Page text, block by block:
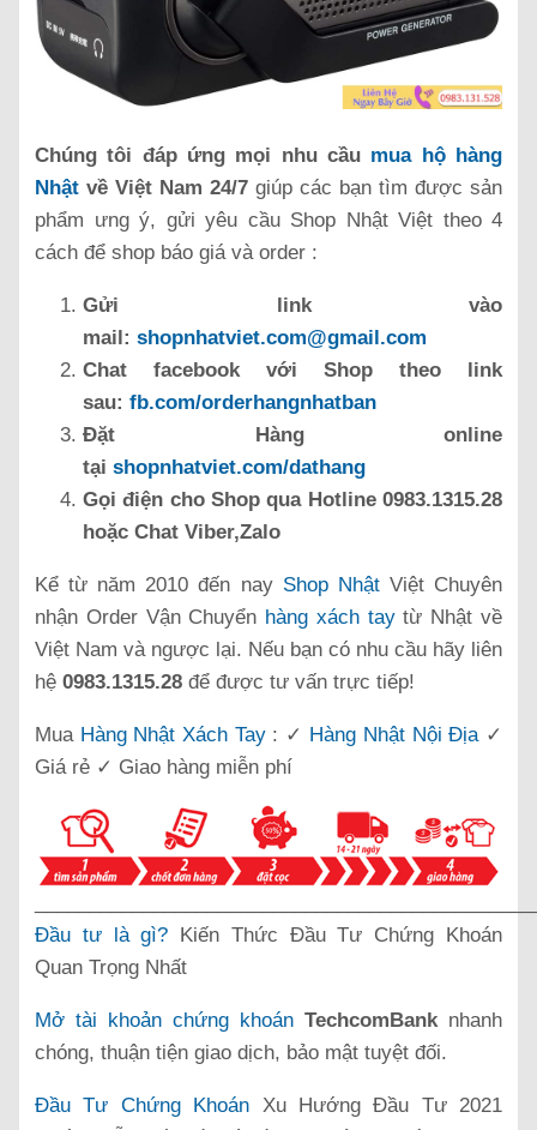
Chúng tôi đáp ứng mọi nhu cầu mua hộ hàng
Nhật về Việt Nam 24/7 giúp các bạn tìm được sản
phẩm ưng ý, gửi yêu cầu Shop Nhật Việt theo 4
cách để shop báo giá và order :
Gửi link vào
mail: shopnhatviet.com@gmail.com
Chat facebook với Shop theo link
sau: fb.com/orderhangnhatban
Đặt Hàng online
tại shopnhatviet.com/dathang
Gọi điện cho Shop qua Hotline 0983.1315.28
hoặc Chat Viber,Zalo
Kể từ năm 2010 đến nay Shop NhậtViệt Chuyên
nhận Order Vận Chuyển hàng xách taytừ Nhật về
Việt Nam và ngược lại. Nếu bạn có nhu cầu hãy liên
hệ 0983.1315.28 để được tư vấn trực tiếp!
Mua Hàng Nhật Xách Tay: ✓ Hàng Nhật Nội Địa✓
Giá rẻ ✓ Giao hàng miễn phí
Đầu tư là gì? Kiến Thức Đầu Tư Chứng Khoán
Quan Trọng Nhất
Mở tài khoản chứng khoán TechcomBank nhanh
chóng, thuận tiện giao dịch, bảo mật tuyệt đối.
Đầu Tư Chứng Khoán Xu Hướng Đầu Tư 2021